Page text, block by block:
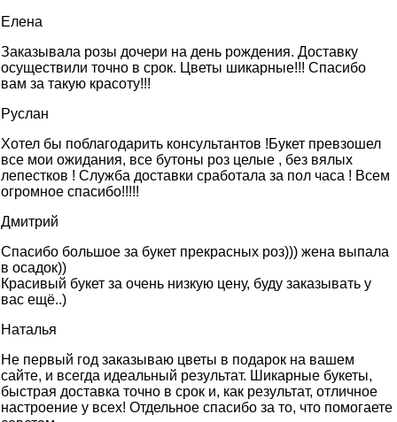
Елена
Заказывала розы дочери на день рождения. Доставку
осуществили точно в срок. Цветы шикарные!!! Спасибо
вам за такую красоту!!!
Руслан
Хотел бы поблагодарить консультантов !Букет превзошел
все мои ожидания, все бутоны роз целые , без вялых
лепестков ! Служба доставки сработала за пол часа ! Всем
огромное спасибо!!!!!
Дмитрий
Спасибо большое за букет прекрасных роз))) жена выпала
в осадок))
Красивый букет за очень низкую цену, буду заказывать у
вас ещё..)
Наталья
Не первый год заказываю цветы в подарок на вашем
сайте, и всегда идеальный результат. Шикарные букеты,
быстрая доставка точно в срок и, как результат, отличное
настроение у всех! Отдельное спасибо за то, что помогаете